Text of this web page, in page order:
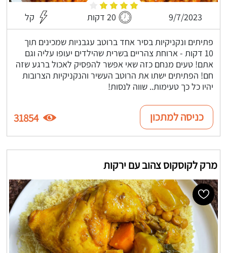
9/7/2023 20 דקות קל
פתיתים ונקניקיות בסיר אחד ברוטב עגבניות שמכינים תוך
10 דקות - ארוחת צהריים בשרית שהילדים יעופו עליה וגם
אתם! טעים מנחם כזה שאי אפשר להפסיק לאכול ברגע שזה
חם! הפתיתים ישתו את הרוטב העשיר והנקניקיות הצרובות
יהיו כל כך טעימות.. שווה לנסות!
כניסה למתכון 31854
מרק לקוסקוס צהוב עם ירקות